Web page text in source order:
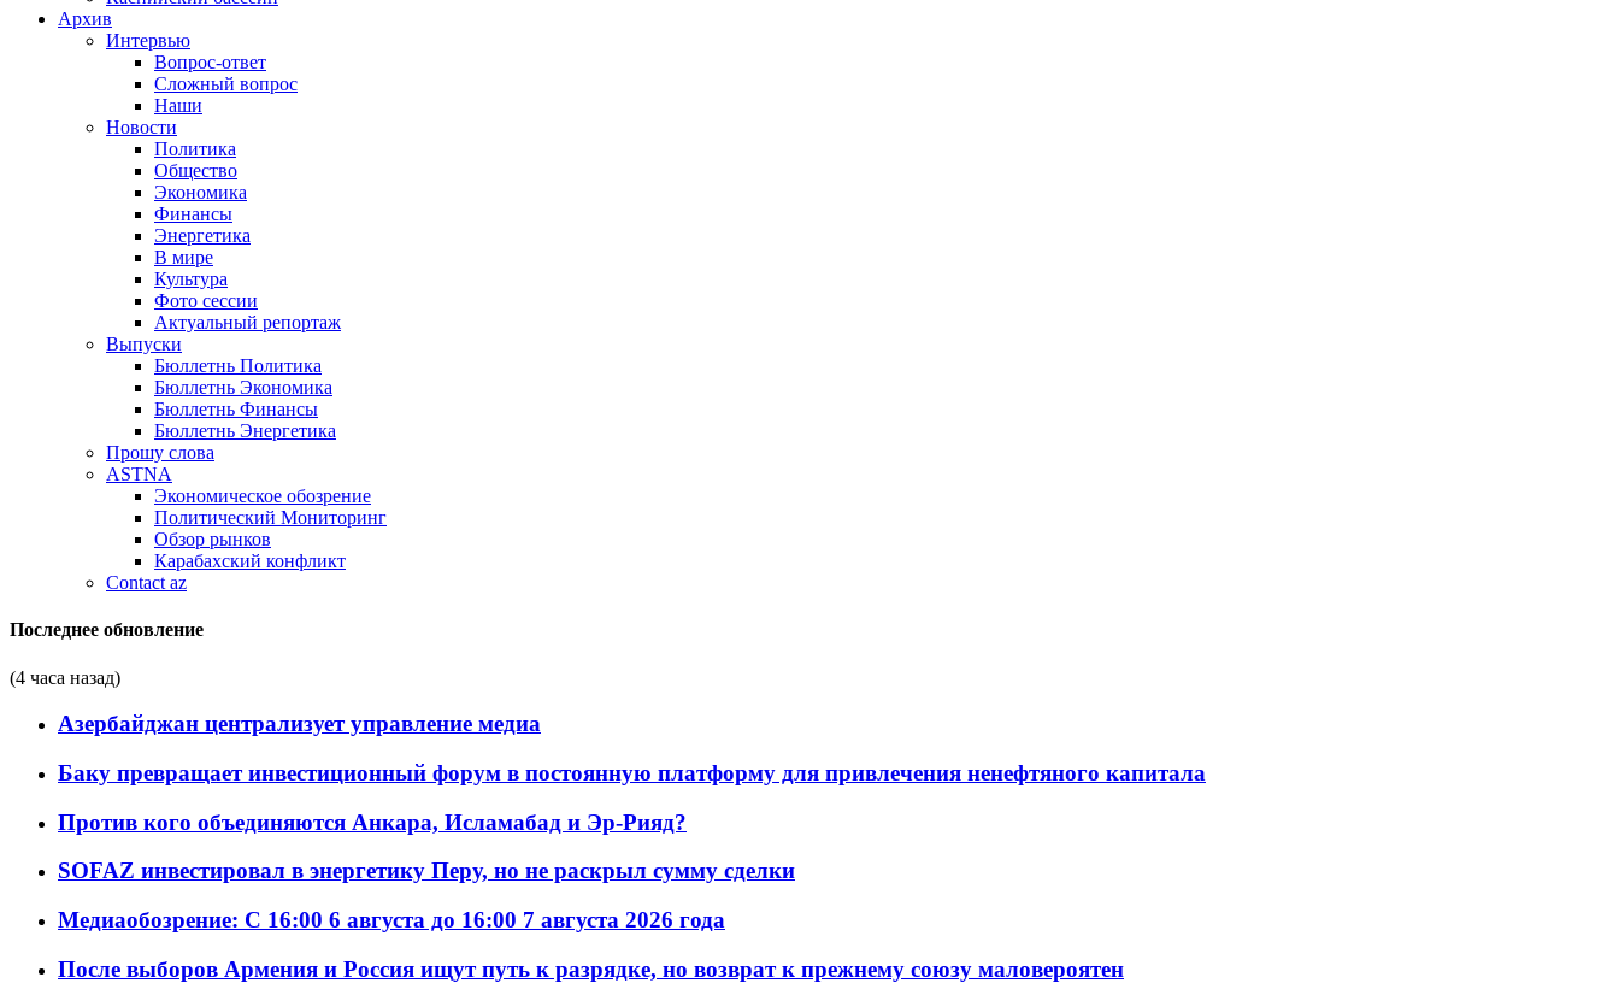
Архив
Интервью
Вопрос-ответ
Сложный вопрос
Наши
Новости
Политика
Общество
Экономика
Финансы
Энергетика
В мире
Культура
Фото сессии
Актуальный репортаж
Выпуски
Бюллетнь Политика
Бюллетнь Экономика
Бюллетнь Финансы
Бюллетнь Энергетика
Прошу слова
ASTNA
Экономическое обозрение
Политический Мониторинг
Обзор рынков
Карабахский конфликт
Contact az
Последнее обновление
(4 часа назад)
Азербайджан централизует управление медиа
Баку превращает инвестиционный форум в постоянную платформу для привлечения ненефтяного капитала
Против кого объединяются Анкара, Исламабад и Эр-Рияд?
SOFAZ инвестировал в энергетику Перу, но не раскрыл сумму сделки
Медиаобозрение: С 16:00 6 августа до 16:00 7 августа 2026 года
После выборов Армения и Россия ищут путь к разрядке, но возврат к прежнему союзу маловероятен